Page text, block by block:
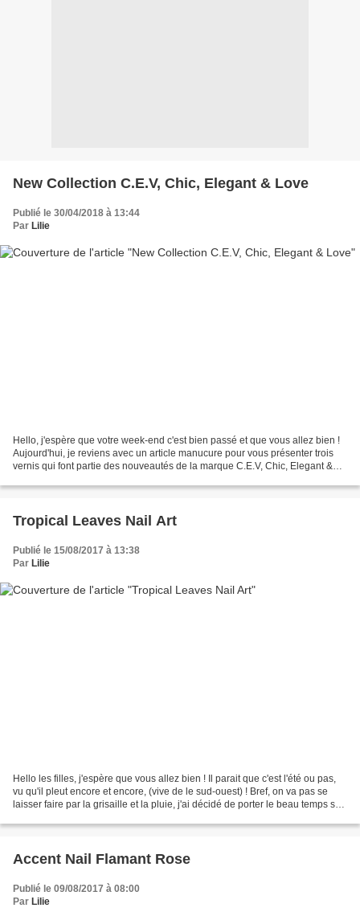
New Collection C.E.V, Chic, Elegant & Love
Publié le 30/04/2018 à 13:44
Par Lilie
Hello, j'espère que votre week-end c'est bien passé et que vous allez bien !
Aujourd'hui, je reviens avec un article manucure pour vous présenter trois
vernis qui font partie des nouveautés de la marque C.E.V, Chic, Elegant &
Tropical Leaves Nail Art
Publié le 15/08/2017 à 13:38
Par Lilie
Hello les filles, j'espère que vous allez bien ! Il parait que c'est l'été ou pas,
vu qu'il pleut encore et encore, (vive de le sud-ouest) ! Bref, on va pas se
laisser faire par la grisaille et la pluie, j'ai décidé de porter le beau temps sur
Accent Nail Flamant Rose
Publié le 09/08/2017 à 08:00
Par Lilie